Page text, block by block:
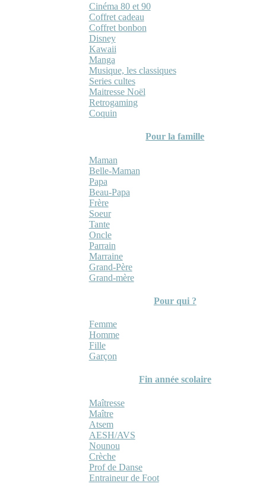
Cinéma 80 et 90
Coffret cadeau
Coffret bonbon
Disney
Kawaii
Manga
Musique, les classiques
Series cultes
Maitresse Noël
Retrogaming
Coquin
Pour la famille
Maman
Belle-Maman
Papa
Beau-Papa
Frère
Soeur
Tante
Oncle
Parrain
Marraine
Grand-Père
Grand-mère
Pour qui ?
Femme
Homme
Fille
Garçon
Fin année scolaire
Maîtresse
Maître
Atsem
AESH/AVS
Nounou
Crèche
Prof de Danse
Entraineur de Foot